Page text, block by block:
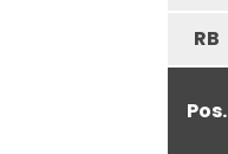
RB
Pos.